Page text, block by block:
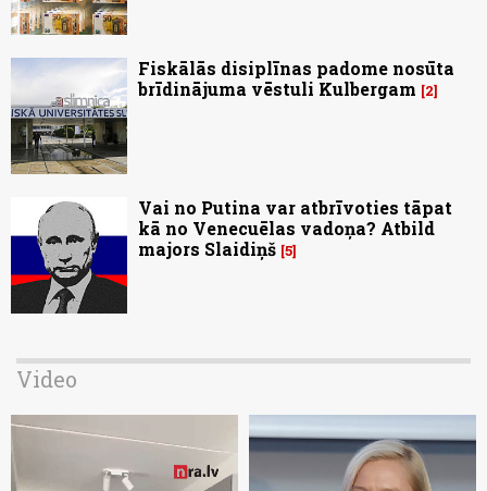
Fiskālās disiplīnas padome nosūta
brīdinājuma vēstuli Kulbergam
2
Vai no Putina var atbrīvoties tāpat
kā no Venecuēlas vadoņa? Atbild
majors Slaidiņš 5
Video